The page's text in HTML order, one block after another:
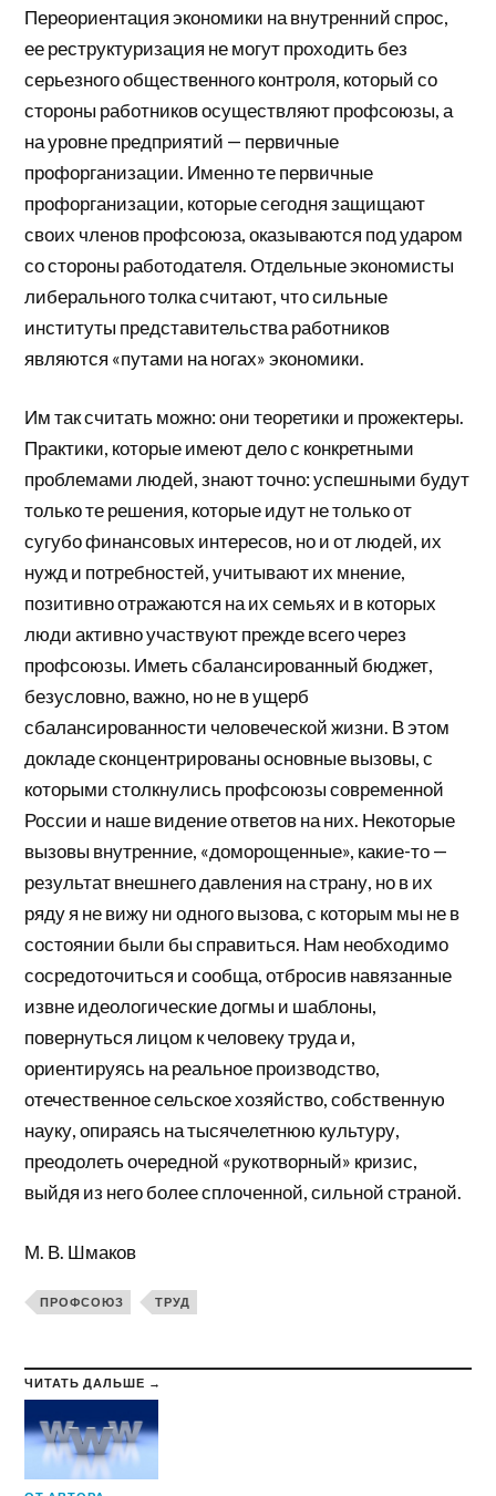
Переориентация экономики на внутренний спрос,
ее реструктуризация не могут проходить без
серьезного общественного контроля, который со
стороны работников осуществляют профсоюзы, а
на уровне предприятий — первичные
профорганизации. Именно те первичные
профорганизации, которые сегодня защищают
своих членов профсоюза, оказываются под ударом
со стороны работодателя. Отдельные экономисты
либерального толка считают, что сильные
институты представительства работников
являются «путами на ногах» экономики.
Им так считать можно: они теоретики и прожектеры.
Практики, которые имеют дело с конкретными
проблемами людей, знают точно: успешными будут
только те решения, которые идут не только от
сугубо финансовых интересов, но и от людей, их
нужд и потребностей, учитывают их мнение,
позитивно отражаются на их семьях и в которых
люди активно участвуют прежде всего через
профсоюзы. Иметь сбалансированный бюджет,
безусловно, важно, но не в ущерб
сбалансированности человеческой жизни. В этом
докладе сконцентрированы основные вызовы, с
которыми столкнулись профсоюзы современной
России и наше видение ответов на них. Некоторые
вызовы внутренние, «доморощенные», какие-то —
результат внешнего давления на страну, но в их
ряду я не вижу ни одного вызова, с которым мы не в
состоянии были бы справиться. Нам необходимо
сосредоточиться и сообща, отбросив навязанные
извне идеологические догмы и шаблоны,
повернуться лицом к человеку труда и,
ориентируясь на реальное производство,
отечественное сельское хозяйство, собственную
науку, опираясь на тысячелетнюю культуру,
преодолеть очередной «рукотворный» кризис,
выйдя из него более сплоченной, сильной страной.
М. В. Шмаков
ПРОФСОЮЗ ТРУД
ЧИТАТЬ ДАЛЬШЕ →